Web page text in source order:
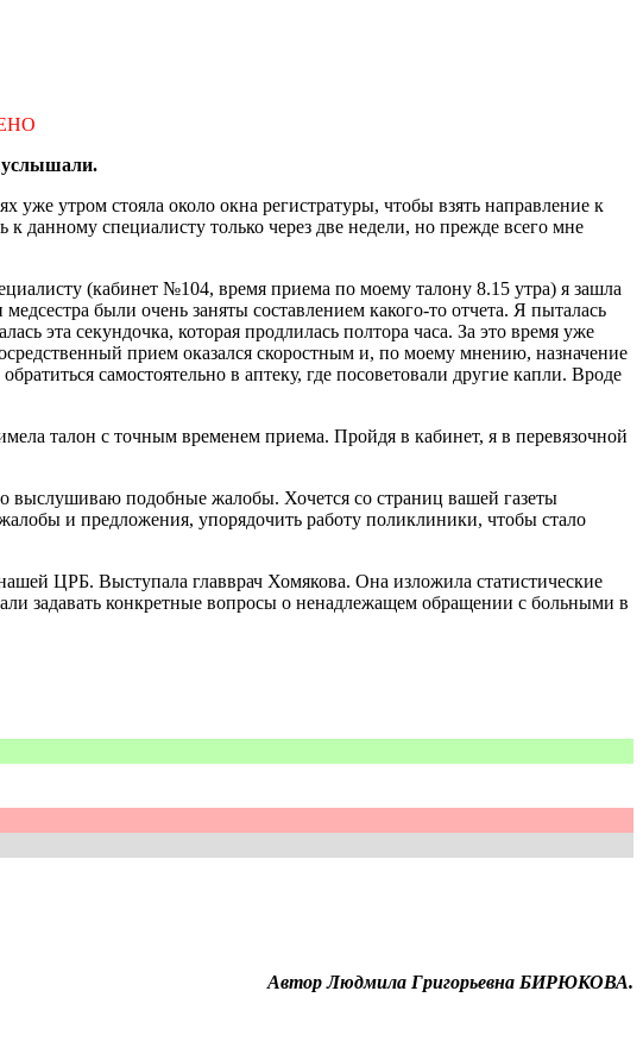
услышали.
утром стояла около окна регистратуры, чтобы взять направление к
данному специалисту только через две недели, но прежде всего мне
(кабинет №104, время приема по моему талону 8.15 утра) я зашла
были очень заняты составлением какого-то отчета. Я пыталась
эта секундочка, которая продлилась полтора часа. За это время уже
прием оказался скоростным и, по моему мнению, назначение
самостоятельно в аптеку, где посоветовали другие капли. Вроде
талон с точным временем приема. Пройдя в кабинет, я в перевязочной
выслушиваю подобные жалобы. Хочется со страниц вашей газеты
и предложения, упорядочить работу поликлиники, чтобы стало
ЦРБ. Выступала главврач Хомякова. Она изложила статистические
задавать конкретные вопросы о ненадлежащем обращении с больными в
Автор Людмила Григорьевна БИРЮКОВА.